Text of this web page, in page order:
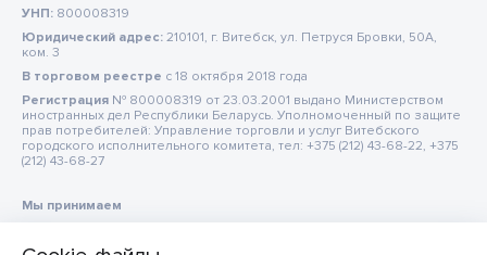
УНП: 800008319
Юридический адрес: 210101, г. Витебск, ул. Петруся Бровки, 50А,
ком. 3
В торговом реестре c 18 октября 2018 года
Регистрация № 800008319 от 23.03.2001 выдано Министерством
иностранных дел Республики Беларусь. Уполномоченный по защите
прав потребителей: Управление торговли и услуг Витебского
городского исполнительного комитета, тел: +375 (212) 43-68-22, +375
(212) 43-68-27
Мы принимаем